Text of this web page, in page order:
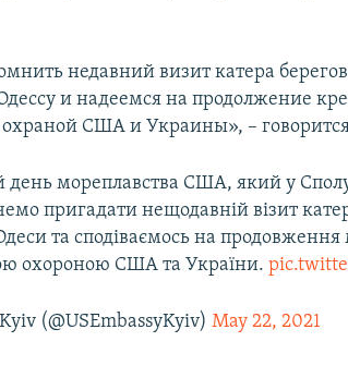
недавний визит катера
и надеемся на продолжение
США и Украины», –
день мореплавства США, який у
пригадати нещодавній візит
та сподіваємось на
охороною США та України.
(@USEmbassyKyiv)May 22, 2021